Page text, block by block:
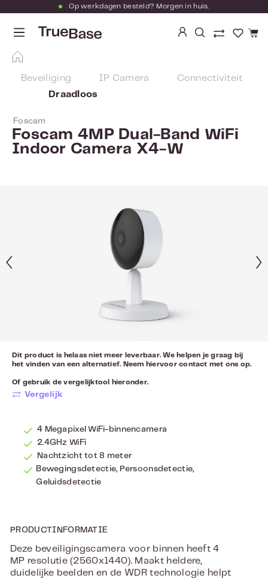
Ga naar de hoofdinhoud
Op werkdagen besteld? Morgen in huis.
Je
Beveiliging IP Camera
Connectiviteit
Draadloos
Foscam
Foscam 4MP Dual-Band WiFi
Indoor Camera X4-W
Dit product is helaas niet meer leverbaar. We helpen je graag bij
het vinden van een alternatief. Neem hiervoorcontact met ons op.
Of gebruik de vergelijktool hieronder.
Vergelijk
4 Megapixel WiFi-binnencamera
2.4GHz WiFi
Nachtzicht tot 8 meter
Bewegingsdetectie, Persoonsdetectie,
Geluidsdetectie
PRODUCTINFORMATIE
Deze beveiligingscamera voor binnen heeft 4
MP resolutie (2560x1440). Maakt heldere,
duidelijke beelden en de WDR technologie helpt